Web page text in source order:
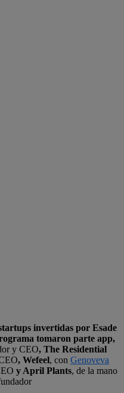
invertidas por Esade
tomaron parte app,
y CEO, The Residential
, Wefeel, con Genoveva
y April Plants, de la mano